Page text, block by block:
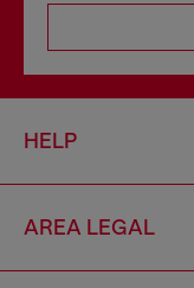
HELP
AREA LEGAL